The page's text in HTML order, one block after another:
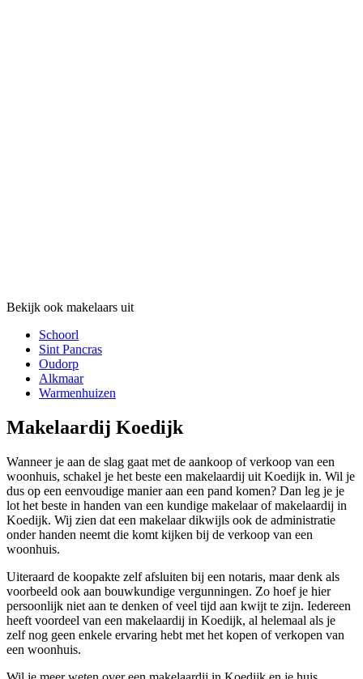
Bekijk ook makelaars uit
Schoorl
Sint Pancras
Oudorp
Alkmaar
Warmenhuizen
Makelaardij Koedijk
Wanneer je aan de slag gaat met de aankoop of verkoop van een
woonhuis, schakel je het beste een makelaardij uit Koedijk in. Wil je
dus op een eenvoudige manier aan een pand komen? Dan leg je je
lot het beste in handen van een kundige makelaar of makelaardij in
Koedijk. Wij zien dat een makelaar dikwijls ook de administratie
onder handen neemt die komt kijken bij de verkoop van een
woonhuis.
Uiteraard de koopakte zelf afsluiten bij een notaris, maar denk als
voorbeeld ook aan bouwkundige vergunningen. Zo hoef je hier
persoonlijk niet aan te denken of veel tijd aan kwijt te zijn. Iedereen
heeft voordeel van een makelaardij in Koedijk, al helemaal als je
zelf nog geen enkele ervaring hebt met het kopen of verkopen van
een woonhuis.